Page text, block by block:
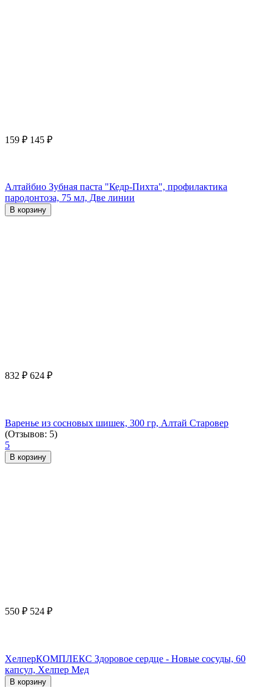
159 ₽ 145 ₽
Алтайбио Зубная паста "Кедр-Пихта", профилактика
пародонтоза, 75 мл, Две линии
В корзину
832 ₽ 624 ₽
Варенье из сосновых шишек, 300 гр, Алтай Старовер
(Отзывов: 5)
5
В корзину
550 ₽ 524 ₽
ХелперКОМПЛЕКС Здоровое сердце - Новые сосуды, 60
капсул, Хелпер Мед
В корзину